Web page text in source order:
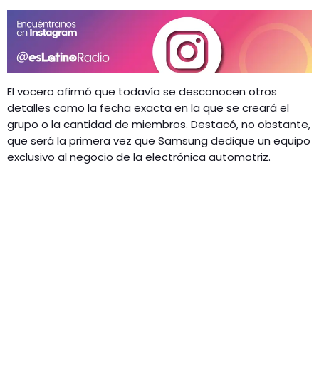
El vocero afirmó que todavía se desconocen otros
detalles como la fecha exacta en la que se creará el
grupo o la cantidad de miembros. Destacó, no obstante,
que será la primera vez que Samsung dedique un equipo
exclusivo al negocio de la electrónica automotriz.